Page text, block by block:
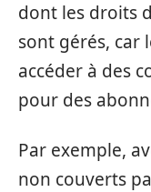
dont les droits
sont gérés, car
accéder à des
pour des
Par exemple,
non couverts